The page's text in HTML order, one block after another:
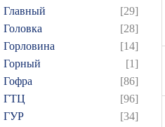
Главный
[29]
Головка
[28]
Горловина
[14]
Горный
[1]
Гофра
[86]
ГТЦ
[96]
ГУР
[34]